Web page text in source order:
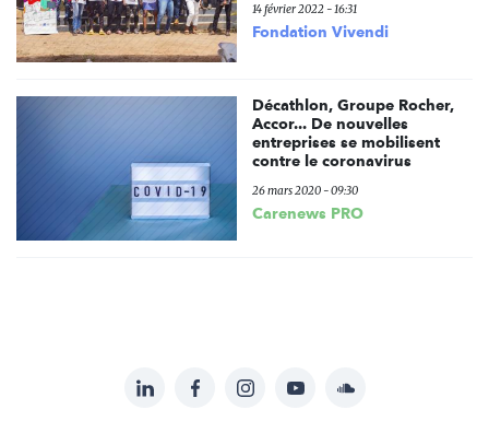
14 février 2022 - 16:31
Fondation Vivendi
Décathlon, Groupe Rocher,
Accor... De nouvelles
entreprises se mobilisent
contre le coronavirus
26 mars 2020 - 09:30
Carenews PRO
LinkedInFacebookInstagramYouTubeSoundcloud